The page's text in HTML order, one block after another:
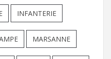
INFANTERIE
MARSANNE